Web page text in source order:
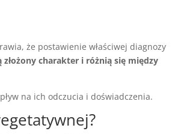
że postawienie właściwej diagnozy
charakter i różnią się między
na ich odczucia i doświadczenia.